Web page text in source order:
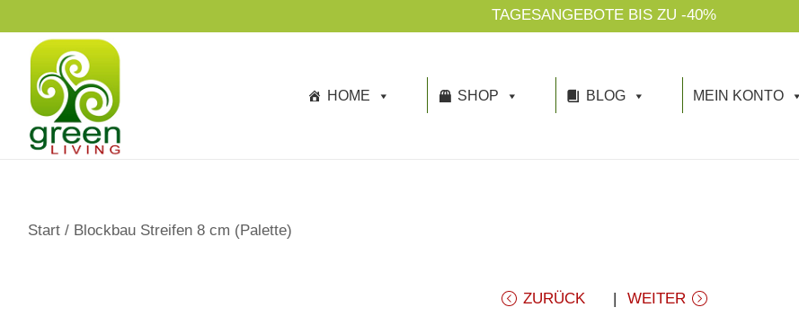
p
NACHHALTIGKEIT IST UNSER THEMA!
HOME SHOP BLOG MEIN KONTO
Start / Blockbau Streifen 8 cm (Palette)
ZURÜCK WEITER